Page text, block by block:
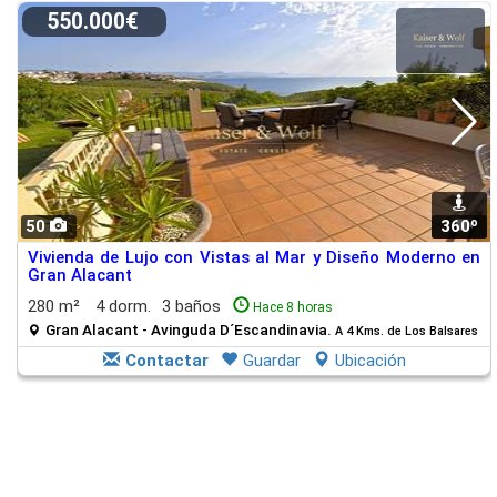
50 1
360º
550.000€
Vivienda de Lujo con Vistas al Mar y Diseño Moderno en
Gran Alacant
280 m²
4 dorm. 3 baños Hace 8 horas
Gran Alacant - Avinguda D´Escandinavia. A 4 Kms. de Los Balsares
Contactar Guardar Ubicación